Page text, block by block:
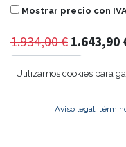
Mostrar precio con
1.934,00€ 1.643,90
Utilizamos cookies para
Aviso legal,